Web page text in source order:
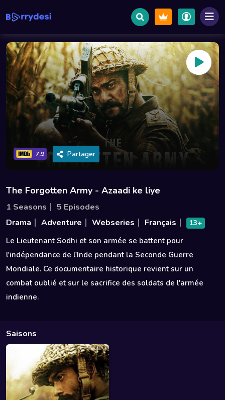
7,9 Partager
The Forgotten Army - Azaadi ke liye
1 Seasons
5 Episodes
Drama
Adventure Webseries Français 13+
Le Lieutenant Sodhi et son armée se battent pour
l'indépendance de l'Inde pendant la Seconde Guerre
Mondiale. Ce documentaire historique revient sur un
combat oublié et sur le sacrifice des soldats de l'armée
indienne.
Saisons